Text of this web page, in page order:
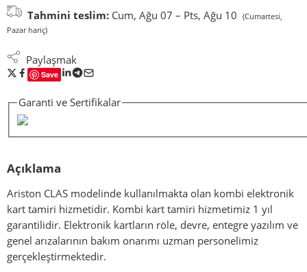
Tahmini teslim: Cum, Ağu 07 – Pts, Ağu 10 (Cumartesi,
Pazar hariç)
Paylaşmak
Save
Garanti ve Sertifikalar
Açıklama
Ariston CLAS modelinde kullanılmakta olan kombi elektronik
kart tamiri hizmetidir. Kombi kart tamiri hizmetimiz 1 yıl
garantilidir. Elektronik kartların röle, devre, entegre yazılım ve
genel arızalarının bakım onarımı uzman personelimiz
gerçekleştirmektedir.